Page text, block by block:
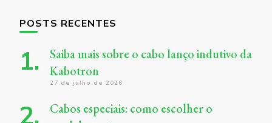
POSTS RECENTES
Saiba mais sobre o cabo lanço indutivo da
Kabotron
27 de julho de 2026
Cabos especiais: como escolher o